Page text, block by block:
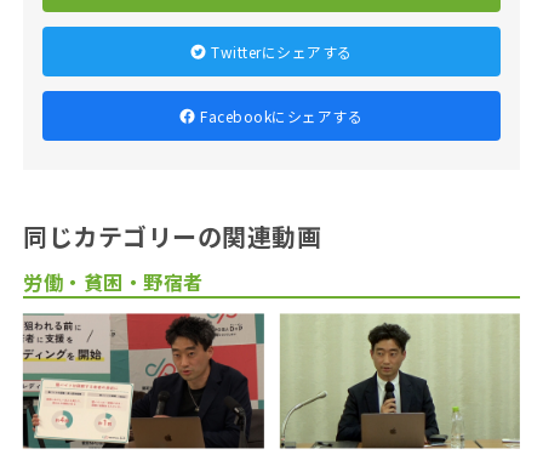
Twitterにシェアする
Facebookにシェアする
同じカテゴリーの関連動画
労働・貧困・野宿者